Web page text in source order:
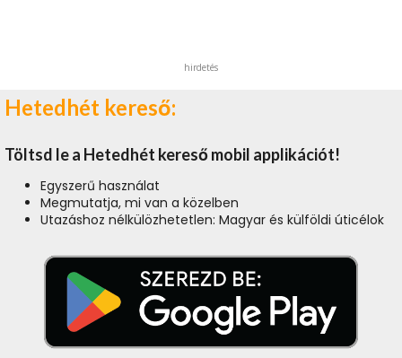
hirdetés
Hetedhét kereső:
Töltsd le a Hetedhét kereső mobil applikációt!
Egyszerű használat
Megmutatja, mi van a közelben
Utazáshoz nélkülözhetetlen: Magyar és külföldi úticélok